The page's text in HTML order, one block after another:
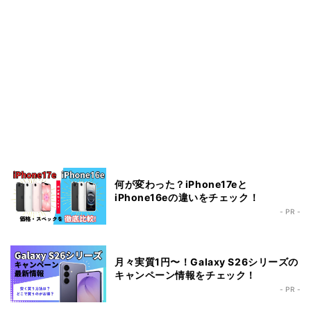
何が変わった？iPhone17eと
iPhone16eの違いをチェック！
- PR -
月々実質1円〜！Galaxy S26シリーズの
キャンペーン情報をチェック！
- PR -